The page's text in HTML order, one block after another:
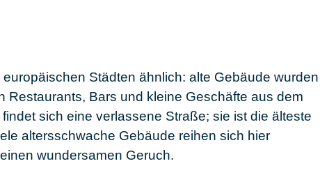
Städten ähnlich: alte Gebäude wurden
Restaurants, Bars und kleine Geschäfte aus dem
sich eine verlassene Straße; sie ist die älteste
altersschwache Gebäude reihen sich hier
wundersamen Geruch.